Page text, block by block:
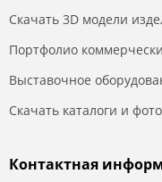
Скачать 3D модели
Портфолио
Выставочное
Скачать каталоги и
Контактная